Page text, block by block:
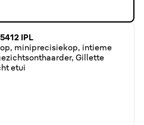
IPL
miniprecisiekop, intieme
Gillette
etui